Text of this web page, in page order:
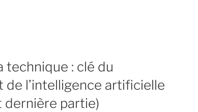
technique : clé du
de l’intelligence artificielle
dernière partie)